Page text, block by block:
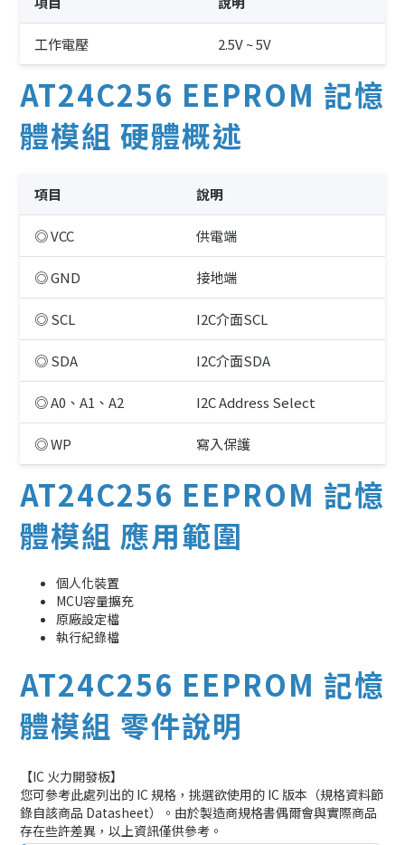
工作電壓 2.5V ~ 5V
AT24C256 EEPROM 記憶
體模組 硬體概述
項目 說明
◎ VCC 供電端
◎ GND 接地端
◎ SCL I2C介面SCL
◎ SDA I2C介面SDA
◎ A0、A1、A2 I2C Address Select
◎ WP 寫入保護
AT24C256 EEPROM 記憶
體模組 應用範圍
個人化裝置
MCU容量擴充
原廠設定檔
執行紀錄檔
AT24C256 EEPROM 記憶
體模組 零件說明
【IC 火力開發板】
您可參考此處列出的 IC 規格，挑選欲使用的 IC 版本（規格資料節
錄自該商品 Datasheet）。由於製造商規格書偶爾會與實際商品
存在些許差異，以上資訊僅供參考。